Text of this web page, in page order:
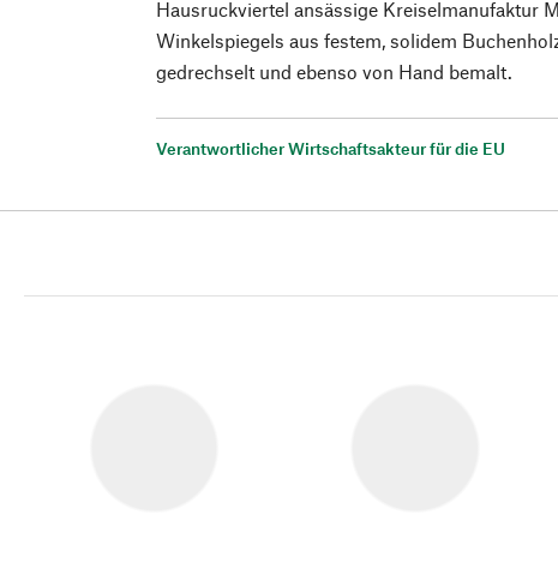
Hausruckviertel ansässige Kreiselmanufaktur
Winkelspiegels aus festem, solidem
gedrechselt und ebenso von Hand bemalt.
Verantwortlicher Wirtschaftsakteur für die EU